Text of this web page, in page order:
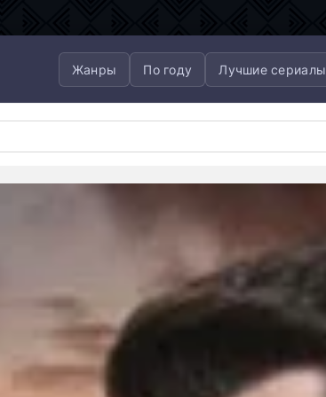
Жанры По году Лучшие сериалы